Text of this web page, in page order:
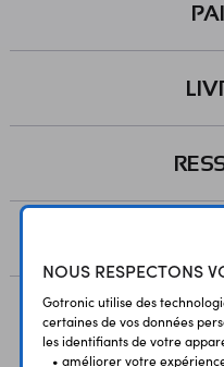
Vous avez
NOUS RESPECTONS
Gotronic utilise des
certaines de vos données
les identifiants de votre
• améliorer votre